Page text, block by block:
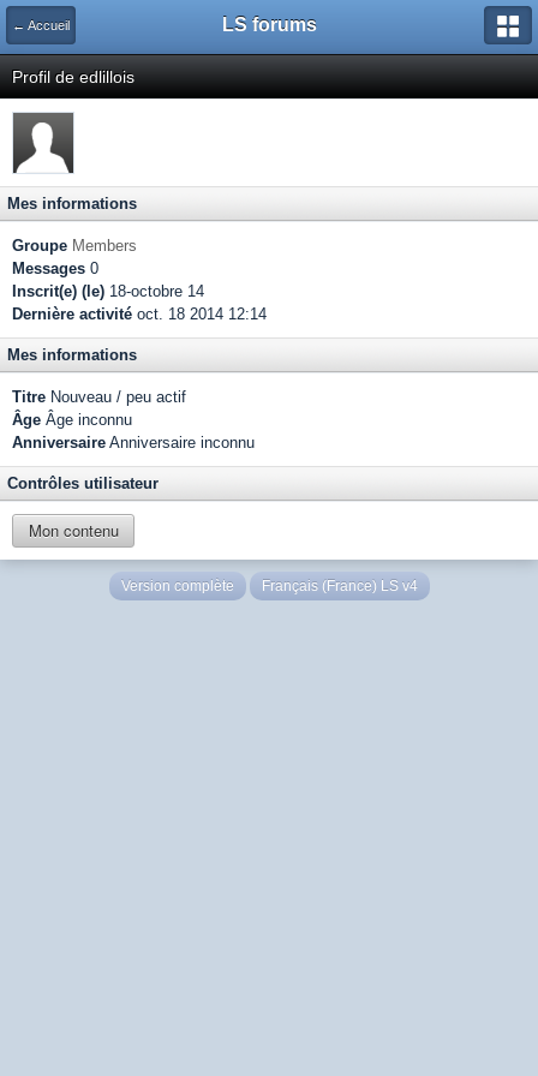
← Accueil LS forums
Profil de edlillois
Mes informations
Groupe Members
Messages 0
Inscrit(e) (le) 18-octobre 14
Dernière activité oct. 18 2014 12:14
Mes informations
Titre Nouveau / peu actif
Âge Âge inconnu
Anniversaire Anniversaire inconnu
Contrôles utilisateur
Mon contenu
Version complète Français (France) LS v4